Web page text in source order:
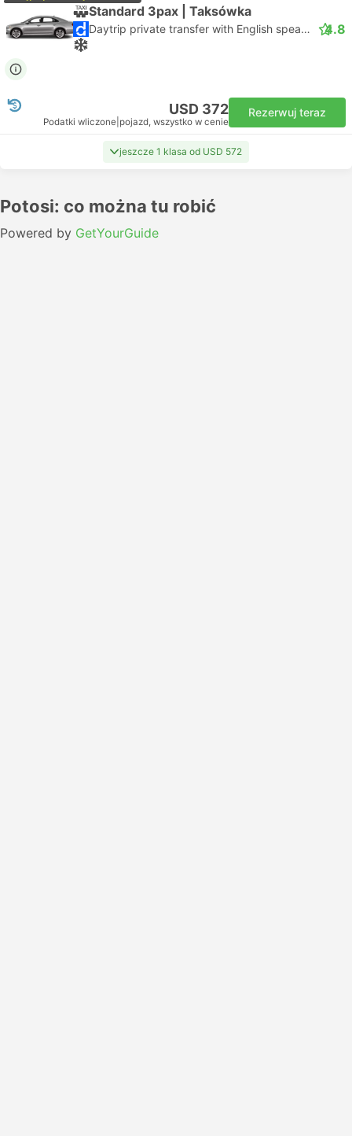
Standard 3pax | Taksówka
Daytrip private transfer with English speaking driver 4.8
USD 372
Podatki wliczone pojazd, wszystko w cenie
Rezerwuj teraz
jeszcze 1 klasa od USD 572
Potosi: co można tu robić
Powered by GetYourGuide